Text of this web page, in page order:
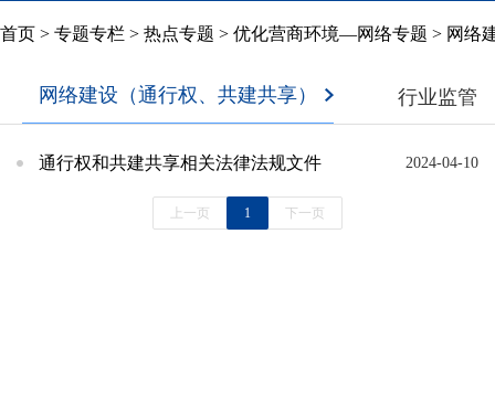
首页 > 专题专栏 > 热点专题 > 优化营商环境—网络专题 > 网络
网络建设（通行权、共建共享） 行业监管
通行权和共建共享相关法律法规文件 2024-04-10
上一页 1 下一页